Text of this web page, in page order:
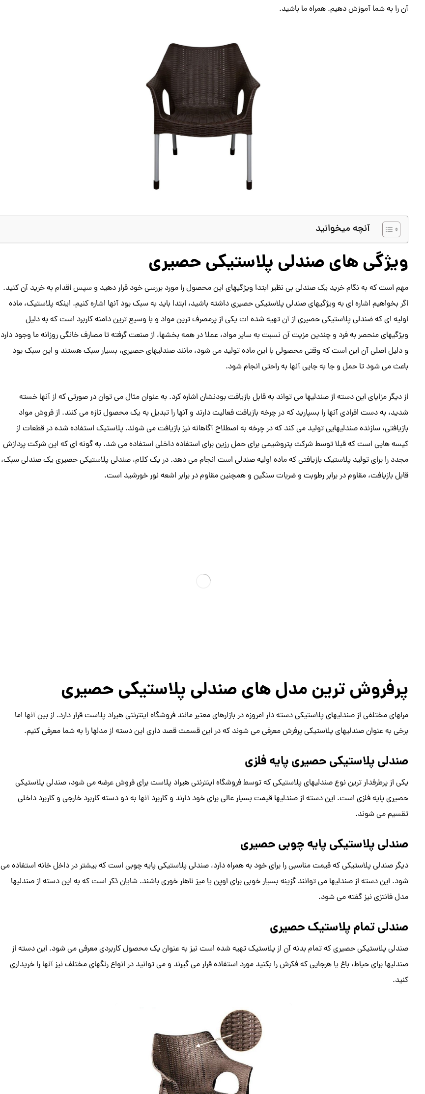
آن را به شما آموزش دهیم. همراه ما باشید.
آنچه میخوانید
ویژگی های صندلی پلاستیکی حصیری
مهم است که به نگام خرید یک صندلی بی نظیر ابتدا ویژگیهای این محصول را مورد بررسی خود قرار دهید و سپس اقدام به خرید آن کنید.
اگر بخواهیم اشاره ای به ویژگیهای صندلی پلاستیکی حصیری داشته باشید، ابتدا باید به سبک بود آنها اشاره کنیم. اینکه پلاستیک، ماده
اولیه ای که ضندلی پلاستیکی حصیری از آن تهیه شده ات یکی از پرمصرف ترین مواد و با وسیع ترین دامنه کاربرد است که به دلیل
ویژگیهای منحصر به فرد و چندین مزیت آن نسبت به سایر مواد، عملا در همه بخشها، از صنعت گرفته تا مصارف خانگی روزانه ما وجود دارد
و دلیل اصلی آن این است که وقتی محصولی با این ماده تولید می شود، مانند صندلیهای حصیری، بسیار سبک هستند و این سبک بود
باعث می شود تا حمل و جا به جایی آنها به راحتی انجام شود.
از دیگر مزایای این دسته از صندلیها می تواند به قابل بازیافت بودنشان اشاره کرد. به عنوان مثال می توان در صورتی که از آنها خسته
شدید، به دست افرادی آنها را بسپارید که در چرخه بازیافت فعالیت دارند و آنها را تبدیل به یک محصول تازه می کنند. از فروش مواد
بازیافتی، سازنده صندلیهایی تولید می کند که در چرخه به اصطلاح آگاهانه نیز بازیافت می شوند. پلاستیک استفاده شده در قطعات از
کیسه هایی است که قبلا توسط شرکت پتروشیمی برای حمل رزین برای استفاده داخلی استفاده می شد. به گونه‌ ای که این شرکت پردازش
مجدد را برای تولید پلاستیک بازیافتی که ماده اولیه صندلی است انجام می‌ دهد. در یک کلام، صندلی پلاستیکی حصیری یک صندلی سبک،
قابل بازیافت، مقاوم در برابر رطوبت و ضربات سنگین و همچنین مقاوم در برابر اشعه نور خورشید است.
پرفروش ترین مدل های صندلی پلاستیکی حصیری
مرلهای مختلفی از صندلیهای پلاستیکی دسته دار امروزه در بازارهای معتبر مانند فروشگاه اینترنتی هیراد پلاست قرار دارد. از بین آنها اما
برخی به عنوان صندلیهای پلاستیکی پرفرش معرفی می شوند که در این قسمت قصد داری این دسته از مدلها را به شما معرفی کنیم.
صندلی پلاستیکی حصیری پایه فلزی
یکی از پرطرفدار ترین نوع صندلیهای پلاستیکی که توسط فروشگاه اینترنتی هیراد پلاست برای فروش عرضه می شود، صندلی پلاستیکی
حصیری پایه فلزی است. این دسته از صندلیها قیمت بسیار عالی برای خود دارند و کاربرد آنها به دو دسته کاربرد خارجی و کاربرد داخلی
تقسیم می شوند.
صندلی پلاستیکی پایه چوبی حصیری
دیگر صندلی پلاستیکی که قیمت مناسبی را برای خود به همراه دارد، صندلی پلاستیکی پایه چوبی است که بیشتر در داخل خانه استفاده می
شود. این دسته از صندلیها می توانند گزینه بسیار خوبی برای اوپن یا میز ناهار خوری باشند. شایان ذکر است که به این دسته از صندلیها
مدل فانتزی نیز گفته می شود.
صندلی تمام پلاستیک حصیری
صندلی پلاستیکی حصیری که تمام بدنه آن از پلاستیک تهیه شده است نیز به عنوان یک محصول کاربردی معرفی می شود. این دسته از
صندلیها برای حیاط، باغ یا هرجایی که فکرش را بکنید مورد استفاده قرار می گیرند و می توانید در انواع رنگهای مختلف نیز آنها را خریداری
کنید.